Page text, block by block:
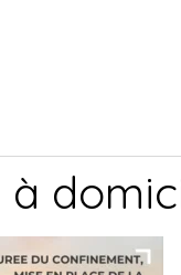
à